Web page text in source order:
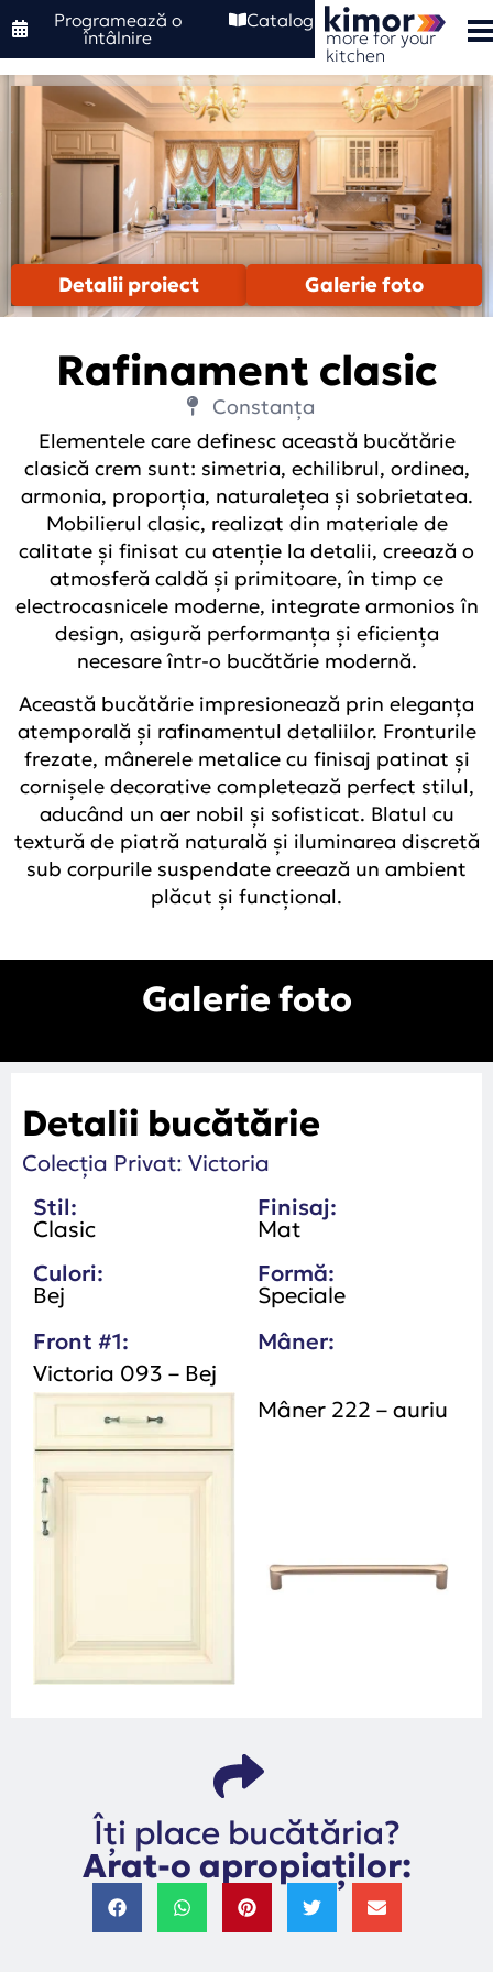
Programează o
întâlnire
Catalog
more for your
kitchen
Detalii proiect Galerie foto
Rafinament clasic
Constanța
Elementele care definesc această bucătărie
clasică crem sunt: simetria, echilibrul, ordinea,
armonia, proporția, naturalețea și sobrietatea.
Mobilierul clasic, realizat din materiale de
calitate și finisat cu atenție la detalii, creează o
atmosferă caldă și primitoare, în timp ce
electrocasnicele moderne, integrate armonios în
design, asigură performanța și eficiența
necesare într-o bucătărie modernă.
Această bucătărie impresionează prin eleganța
atemporală și rafinamentul detaliilor. Fronturile
frezate, mânerele metalice cu finisaj patinat și
cornișele decorative completează perfect stilul,
aducând un aer nobil și sofisticat. Blatul cu
textură de piatră naturală și iluminarea discretă
sub corpurile suspendate creează un ambient
plăcut și funcțional.
Galerie foto
Detalii bucătărie
Colecția Privat: Victoria
Stil:
Clasic
Finisaj:
Mat
Culori:
Bej
Formă:
Speciale
Front #1:
Victoria 093 – Bej
Mâner:
Mâner 222 – auriu
Îți place bucătăria?
Arat-o apropiaților: